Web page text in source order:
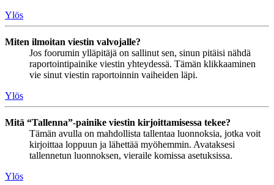
Ylös
Miten ilmoitan viestin valvojalle?
Jos foorumin ylläpitäjä on sallinut sen, sinun pitäisi nähdä
raportointipainike viestin yhteydessä. Tämän klikkaaminen
vie sinut viestin raportoinnin vaiheiden läpi.
Ylös
Mitä “Tallenna”-painike viestin kirjoittamisessa tekee?
Tämän avulla on mahdollista tallentaa luonnoksia, jotka voit
kirjoittaa loppuun ja lähettää myöhemmin. Avataksesi
tallennetun luonnoksen, vieraile komissa asetuksissa.
Ylös